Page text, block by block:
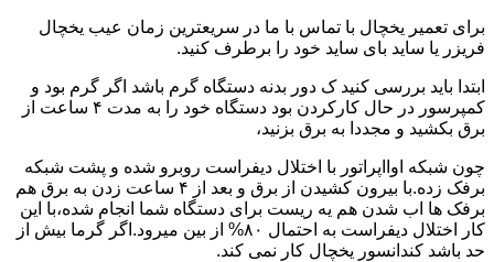
برای تعمیر یخچال با تماس با ما در سریعترین زمان عیب یخچال
فریزر یا ساید بای ساید خود را برطرف کنید.
ابتدا باید بررسی کنید ک دور بدنه دستگاه گرم باشد اگر گرم بود و
کمپرسور در حال کارکردن بود دستگاه خود را به مدت ۴ ساعت از
برق بکشید و مجددا به برق بزنید،
چون شبکه اوااپراتور با اختلال دیفراست روبرو شده و پشت شبکه
برفک زده.با بیرون کشیدن از برق و بعد از ۴ ساعت زدن به برق هم
برفک ها اب شدن هم یه ریست برای دستگاه شما انجام شده،با این
کار اختلال دیفراست به احتمال ۸۰% از بین میرود.اگر گرما بیش از
حد باشد کندانسور یخچال کار نمی کند.